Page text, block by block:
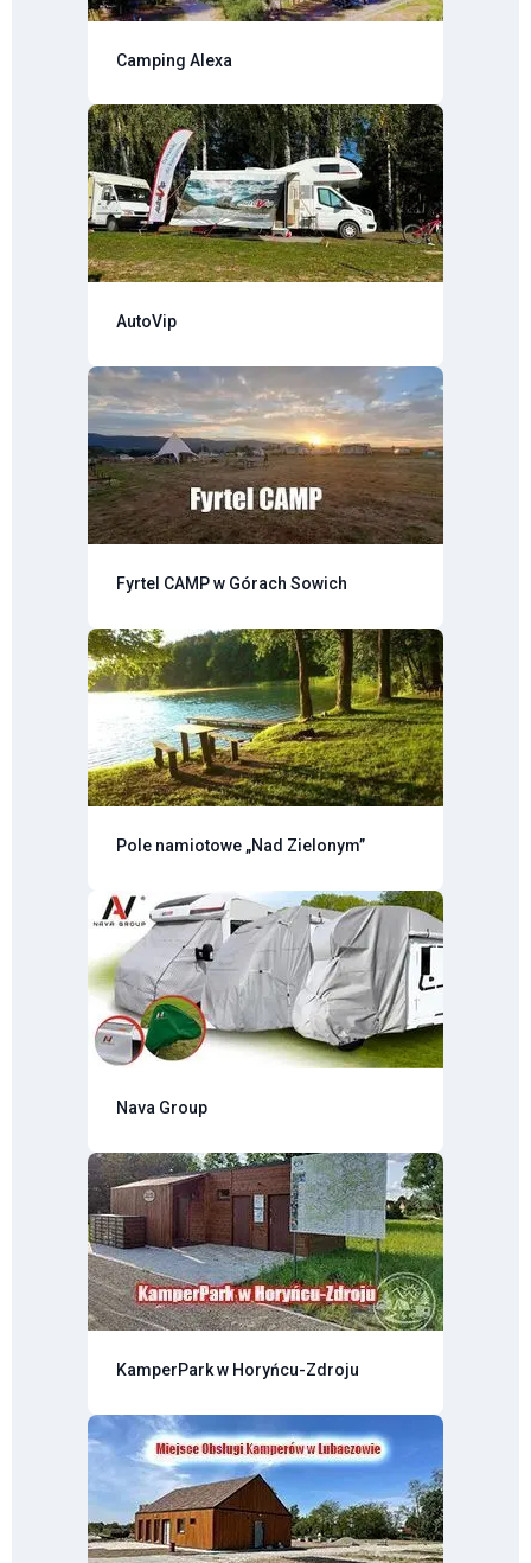
Camping Alexa
AutoVip
Fyrtel CAMP w Górach Sowich
Pole namiotowe „Nad Zielonym”
Nava Group
KamperPark w Horyńcu-Zdroju